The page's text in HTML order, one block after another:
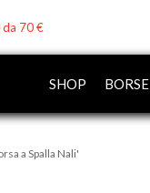
da 70 €
SHOP BORSE
a Spalla Nali'